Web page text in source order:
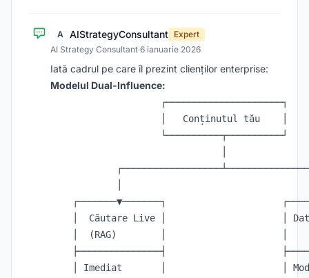
A AIStrategyConsultant Expert
AI Strategy Consultant·6 ianuarie 2026
Iată cadrul pe care îl prezint clienților enterprise:
Modelul Dual-Influence:
                    ┌─────────────────────┐
                    │   Conținutul tău    │
                    └──────────┬──────────┘
┌───────▼───────┐
│  Căutare Live │                     │
│  (RAG)        │                     │
├───────────────┤
│ Imediat       │                     │